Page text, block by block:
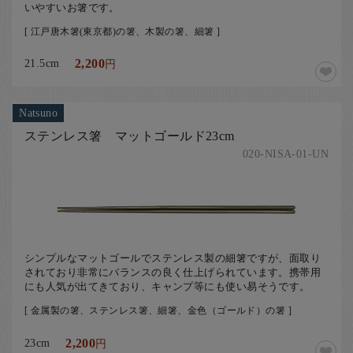
いやすいお箸です。
[ 江戸唐木箸(東京都)の箸、木製の箸、細箸 ]
21.5cm 2,200円
Natsuno
ステンレス箸 マットゴールド23cm
020-NISA-01-UN
シンプルなマットゴールでステンレス製の細箸ですが、面取り
されており非常にバランスの良く仕上げられています。携帯用
にも人気が出てきており、キャンプ等にも使い易そうです。
[ 金属製の箸、ステンレス箸、細箸、金色（ゴールド）の箸 ]
23cm 2,200円